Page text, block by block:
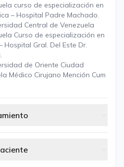
curso de especialización en
– Hospital Padre Machado.
Central de Venezuela
Curso de especialización en
Hospital Gral. Del Este Dr.
de Oriente Ciudad
Médico Cirujano Mención Cum